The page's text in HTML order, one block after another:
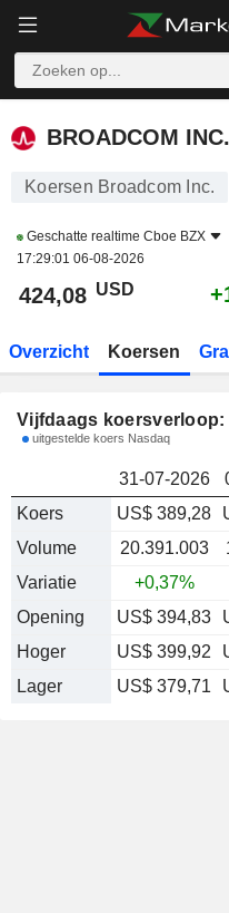
BROADCOM INC.
BROADCOM INC.
Koersen Broadcom Inc.
Geschatte realtime Cboe BZX
17:29:01 06-08-2026
424,08 USD
Overzicht Koersen
Vijfdaags
uitgestelde koers Nasdaq
31-07-2026
Koers
US$ 389,28
Volume
20.391.003
Variatie
+0,37%
Opening
US$ 394,83
Hoger
US$ 399,92
Lager
US$ 379,71